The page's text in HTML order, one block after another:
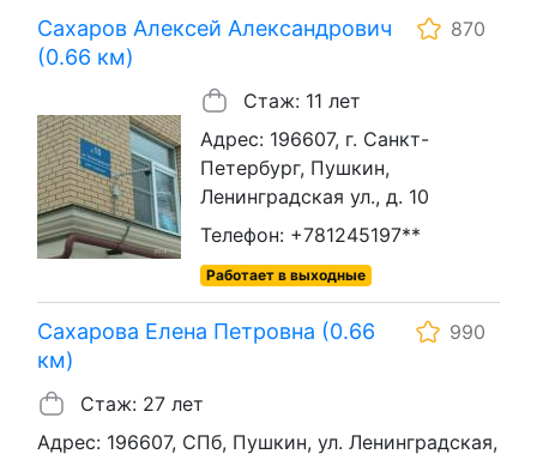
Сахаров Алексей Александрович
(0.66 км)
870
Стаж: 11 лет
Адрес: 196607, г. Санкт-
Петербург, Пушкин,
Ленинградская ул., д. 10
Телефон: +781245197**
Работает в выходные
Сахарова Елена Петровна (0.66
км)
990
Стаж: 27 лет
Адрес: 196607, СПб, Пушкин, ул. Ленинградская,